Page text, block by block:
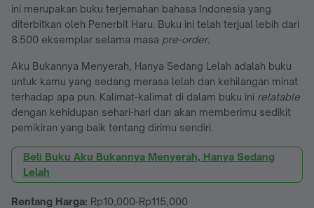
ini merupakan buku terjemahan bahasa Indonesia yang
diterbitkan oleh Penerbit Haru. Buku ini telah terjual lebih dari
8.500 eksemplar selama masa pre-order.
Aku Bukannya Menyerah, Hanya Sedang Lelah adalah buku
untuk kamu yang sedang merasa lelah dan kehilangan minat
terhadap apa pun. Kalimat-kalimat di dalam buku ini relatable
dengan kehidupan sehari-hari dan akan memberimu sedikit
pemikiran yang baik tentang dirimu sendiri.
Beli Buku Aku Bukannya Menyerah, Hanya Sedang
Lelah
Rentang Harga: Rp10,000-Rp115,000